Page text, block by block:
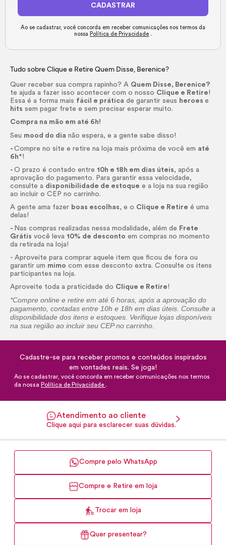
CADASTRAR
Ao se cadastrar, você concorda em receber comunicações nos termos da
nossa Política de Privacidade .
Tudo sobre Clique e Retire Quem Disse, Berenice?
Quer receber sua compra rapinho? A Quem Disse, Berenice?
te ajuda a fazer isso acontecer com o nosso Clique e Retire!
Essa é a forma mais fácil e prática de garantir seus heroese
hits sem pagar frete e sem precisar esperar muito.
Compra na mão em até 6h!
Seu mood do dia não espera, e a gente sabe disso!
-Compre no site e retire na loja mais próxima de você em até
6h*!
-O prazo é contado entre10h e 18h em dias úteis, após a
aprovação do pagamento. Para garantir essa velocidade,
consulte a disponibilidade de estoque e a loja na sua região
ao incluir o CEP no carrinho.
A gente ama fazer boas escolhas, e o Clique e Retire é uma
delas!
- Nas compras realizadas nessa modalidade, além de Frete
Grátis você leva10% de desconto em compras no momento
da retirada na loja!
- Aproveite para comprar aquele item que ficou de fora ou
garantir um mimo com esse desconto extra. Consulte os itens
participantes na loja.
Aproveite toda a praticidade do Clique e Retire!
*Compreonline e retire em até 6 horas, após a aprovação do
pagamento, contadas entre 10h e 18h em dias úteis. Consulte a
disponibilidade dos itens e estoques. Verifique lojas disponíveis
na sua região ao incluir seu CEP no carrinho.
Cadastre-se para receber promos e conteúdos inspirados
em vontades reais. Se joga!
Ao se cadastrar, você concorda em receber comunicações nos termos
da nossa Política de Privacidade .
Atendimento ao cliente
Clique aqui para esclarecer suas dúvidas.
Compre pelo WhatsApp
Compre e Retire em loja
Trocar em loja
Quer presentear?